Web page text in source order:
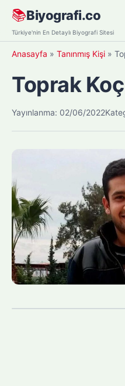
Skip
content
📚Biyografi.co
Türkiye'nin En Detaylı Biyografi Sitesi
Anasayfa » Tanınmış Kişi »
Toprak Koç
Yayınlanma: 02/06/2022